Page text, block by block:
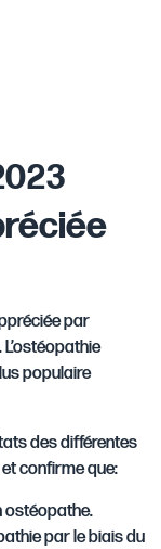
par
populaire
des différentes
confirme que:
ostéopathe.
par le biais du